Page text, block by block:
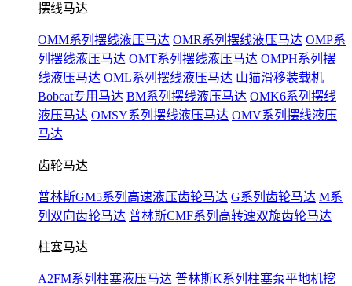
摆线马达
OMM系列摆线液压马达 OMR系列摆线液压马达 OMP系
列摆线液压马达 OMT系列摆线液压马达 OMPH系列摆
线液压马达 OML系列摆线液压马达 山猫滑移装载机
Bobcat专用马达 BM系列摆线液压马达 OMK6系列摆线
液压马达 OMSY系列摆线液压马达 OMV系列摆线液压
马达
齿轮马达
普林斯GM5系列高速液压齿轮马达 G系列齿轮马达 M系
列双向齿轮马达 普林斯CMF系列高转速双旋齿轮马达
柱塞马达
A2FM系列柱塞液压马达 普林斯K系列柱塞泵平地机挖